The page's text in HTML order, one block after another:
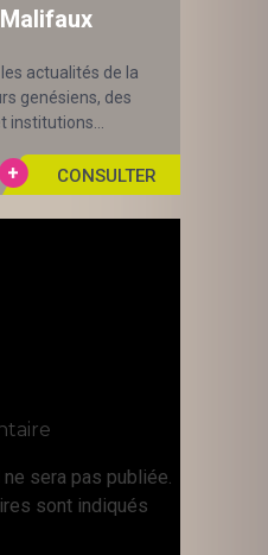
actualités de la
genésiens, des
institutions...
sera pas publiée.
sont indiqués